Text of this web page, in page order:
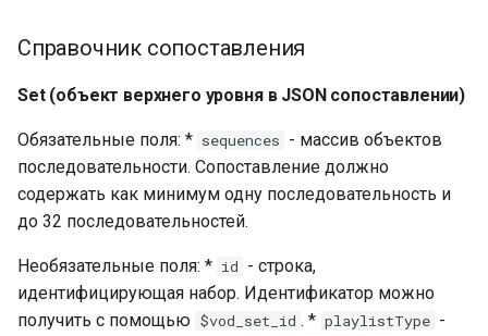
Справочник сопоставления
Set (объект верхнего уровня в JSON сопоставлении)
Обязательные поля: * sequences - массив объектов
последовательности. Сопоставление должно
содержать как минимум одну последовательность и
до 32 последовательностей.
Необязательные поля: * id - строка,
идентифицирующая набор. Идентификатор можно
получить с помощью $vod_set_id . * playlistType -